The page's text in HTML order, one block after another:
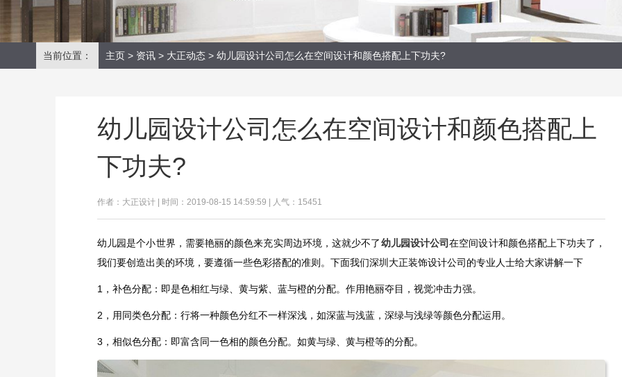
当前位置： 主页 > 资讯 > 大正动态 > 幼儿园设计公司怎么在空间设计和颜色搭配上下功夫?
幼儿园设计公司怎么在空间设计和颜色搭配上
下功夫?
作者：大正设计 | 时间：2019-08-15 14:59:59 | 人气：15451
幼儿园是个小世界，需要艳丽的颜色来充实周边环境，这就少不了幼儿园设计公司在空间设计和颜色搭配上下功夫了，
我们要创造出美的环境，要遵循一些色彩搭配的准则。下面我们深圳大正装饰设计公司的专业人士给大家讲解一下
1，补色分配：即是色相红与绿、黄与紫、蓝与橙的分配。作用艳丽夺目，视觉冲击力强。
2，用同类色分配：行将一种颜色分红不一样深浅，如深蓝与浅蓝，深绿与浅绿等颜色分配运用。
3，相似色分配：即富含同一色相的颜色分配。如黄与绿、黄与橙等的分配。